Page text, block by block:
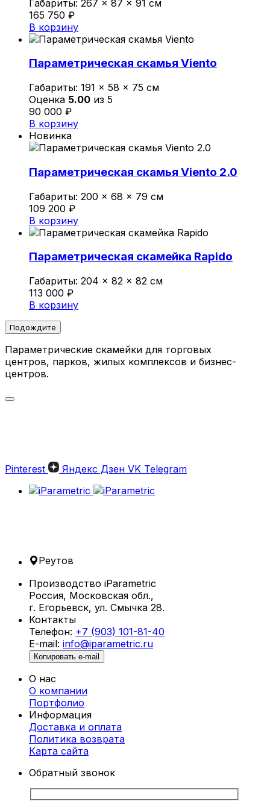
Габариты: 267 × 87 × 91 см
165 750 ₽
В корзину
Параметрическая скамья Viento
Габариты: 191 × 58 × 75 см
Оценка 5.00 из 5
90 000 ₽
В корзину
Новинка
Параметрическая скамья Viento 2.0
Габариты: 200 × 68 × 79 см
109 200 ₽
В корзину
Параметрическая скамейка Rapido
Габариты: 204 × 82 × 82 см
113 000 ₽
В корзину
Подождите
Параметрические скамейки для торговых
центров, парков, жилых комплексов и бизнес-
центров.
Параметрические скамейки — это не просто
мебель, это настоящее произведение
искусства, которое гармонично сочетает
центр, бизнес-центр или частный дом.
Что такое параметрические скамейки?
Параметрические скамейки в
Реутове изготавливаются с использованием
современных технологий параметрического
моделирования. Это позволяет создавать
сложные формы и уникальные дизайны,
которые невозможно повторить
традиционными методами. Каждая скамейка
— это эксклюзивное изделие, адаптированное
под ваши потребности и особенности
пространства.
Преимущества параметрических
скамеек
Индивидуальный дизайн.
скамейка проектируется с учетом
предпочтений клиента.
Pinterest Яндекс Дзен VK Telegram
Реутов
Производство iParametric
Россия, Московская обл.,
г. Егорьевск, ул. Смычка 28.
Контакты
Телефон: +7 (903) 101-81-40
E-mail: info@iparametric.ru
Копировать e-mail
О нас
О компании
Портфолио
Информация
Доставка и оплата
Политика возврата
Карта cайта
Обратный звонок